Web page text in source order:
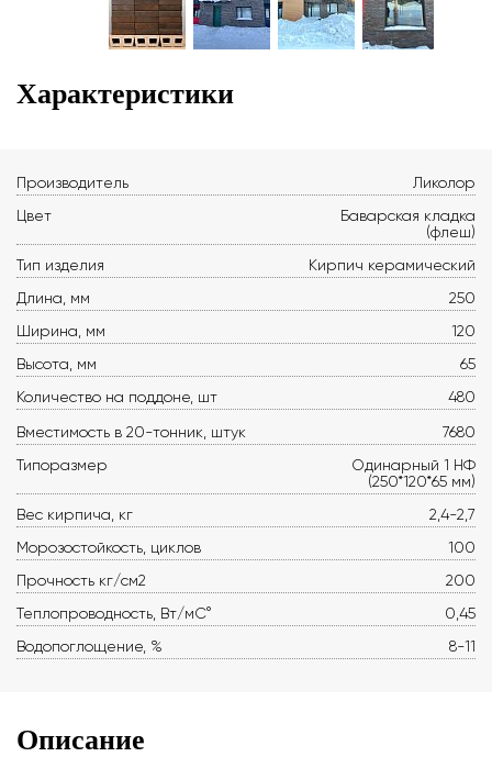
Характеристики
Производитель
Ликолор
Цвет
Баварская кладка
(флеш)
Тип изделия
Кирпич керамический
Длина, мм
250
Ширина, мм
120
Высота, мм
65
Количество на поддоне, шт
480
Вместимость в 20-тонник, штук
7680
Типоразмер
Одинарный 1 НФ
(250*120*65 мм)
Вес кирпича, кг
2,4-2,7
Морозостойкость, циклов
100
Прочность кг/см2
200
Теплопроводность, Вт/мС°
0,45
Водопоглощение, %
8-11
Описание